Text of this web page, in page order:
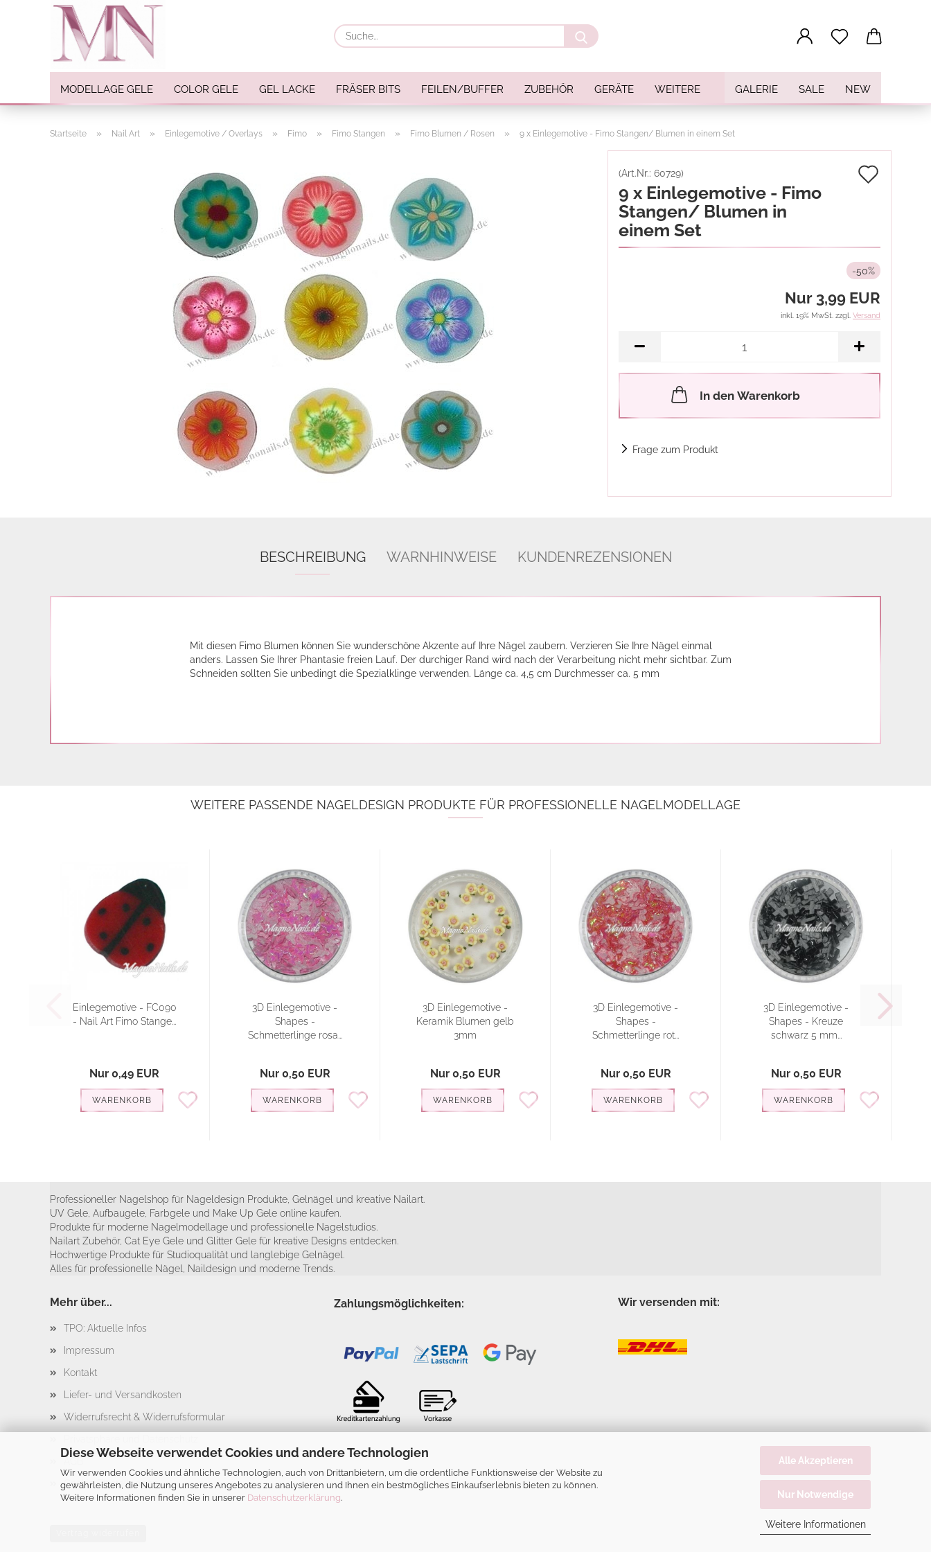
Diese Webseite verwendet Cookies und andere Technologien
Wir verwenden Cookies und ähnliche Technologien, auch von Drittanbietern, um die ordentliche Funktionsweise der Website zu
gewährleisten, die Nutzung unseres Angebotes zu analysieren und Ihnen ein bestmögliches Einkaufserlebnis bieten zu können.
Weitere Informationen finden Sie in unserer Datenschutzerklärung.
Alle Akzeptieren
Nur Notwendige
Weitere Informationen
Suche...
MODELLAGE GELE COLOR GELE GEL LACKE FRÄSER BITS FEILEN/BUFFER ZUBEHÖR GERÄTE GALERIE SALE NEW
WEITERE
Einlegemotive / Overlays
Pigmente
Nail Sticker
Nail Art Folien
Nail Stamping
INK Colors
Nail Art Sets
Airbrush
3D Nail Formen
Feine Acrylfarbe / Aquarell
Startseite » Nail Art » Einlegemotive / Overlays » Fimo » Fimo Stangen » Fimo Blumen / Rosen » 9 x Einlegemotive - Fimo Stangen/ Blumen in einem Set
(Art.Nr.: 60729)
9 x Einlegemotive - Fimo
Stangen/ Blumen in
einem Set
-50%
Nur 3,99 EUR
inkl. 19% MwSt. zzgl. Versand
In den Warenkorb
Frage zum Produkt
BESCHREIBUNG WARNHINWEISE KUNDENREZENSIONEN
Mit diesen Fimo Blumen können Sie wunderschöne Akzente auf Ihre Nägel zaubern. Verzieren Sie Ihre Nägel einmal
anders. Lassen Sie Ihrer Phantasie freien Lauf. Der durchiger Rand wird nach der Verarbeitung nicht mehr sichtbar. Zum
Schneiden sollten Sie unbedingt die Spezialklinge verwenden. Länge ca. 4,5 cm Durchmesser ca. 5 mm
WEITERE PASSENDE NAGELDESIGN PRODUKTE FÜR PROFESSIONELLE NAGELMODELLAGE
Einlegemotive - FC090
- Nail Art Fimo Stange...
Nur 0,49 EUR
WARENKORB
3D Einlegemotive -
Shapes -
Schmetterlinge rosa...
Nur 0,50 EUR
WARENKORB
3D Einlegemotive -
Keramik Blumen gelb
3mm
Nur 0,50 EUR
WARENKORB
3D Einlegemotive -
Shapes -
Schmetterlinge rot...
Nur 0,50 EUR
WARENKORB
3D Einlegemotive -
Shapes - Kreuze
schwarz 5 mm...
Nur 0,50 EUR
WARENKORB
Professioneller Nagelshop für Nageldesign Produkte, Gelnägel und kreative Nailart.
UV Gele, Aufbaugele, Farbgele und Make Up Gele online kaufen.
Produkte für moderne Nagelmodellage und professionelle Nagelstudios.
Nailart Zubehör, Cat Eye Gele und Glitter Gele für kreative Designs entdecken.
Hochwertige Produkte für Studioqualität und langlebige Gelnägel.
Alles für professionelle Nägel, Naildesign und moderne Trends.
Mehr über...
TPO: Aktuelle Infos
Impressum
Kontakt
Liefer- und Versandkosten
Widerrufsrecht & Widerrufsformular
Cookie Einstellungen
Zahlungsmöglichkeiten: Wir versenden mit: